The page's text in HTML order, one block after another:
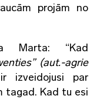
projām no
Marta: “Kad
(aut.-agrie
izveidojusi par
tagad. Kad tu esi